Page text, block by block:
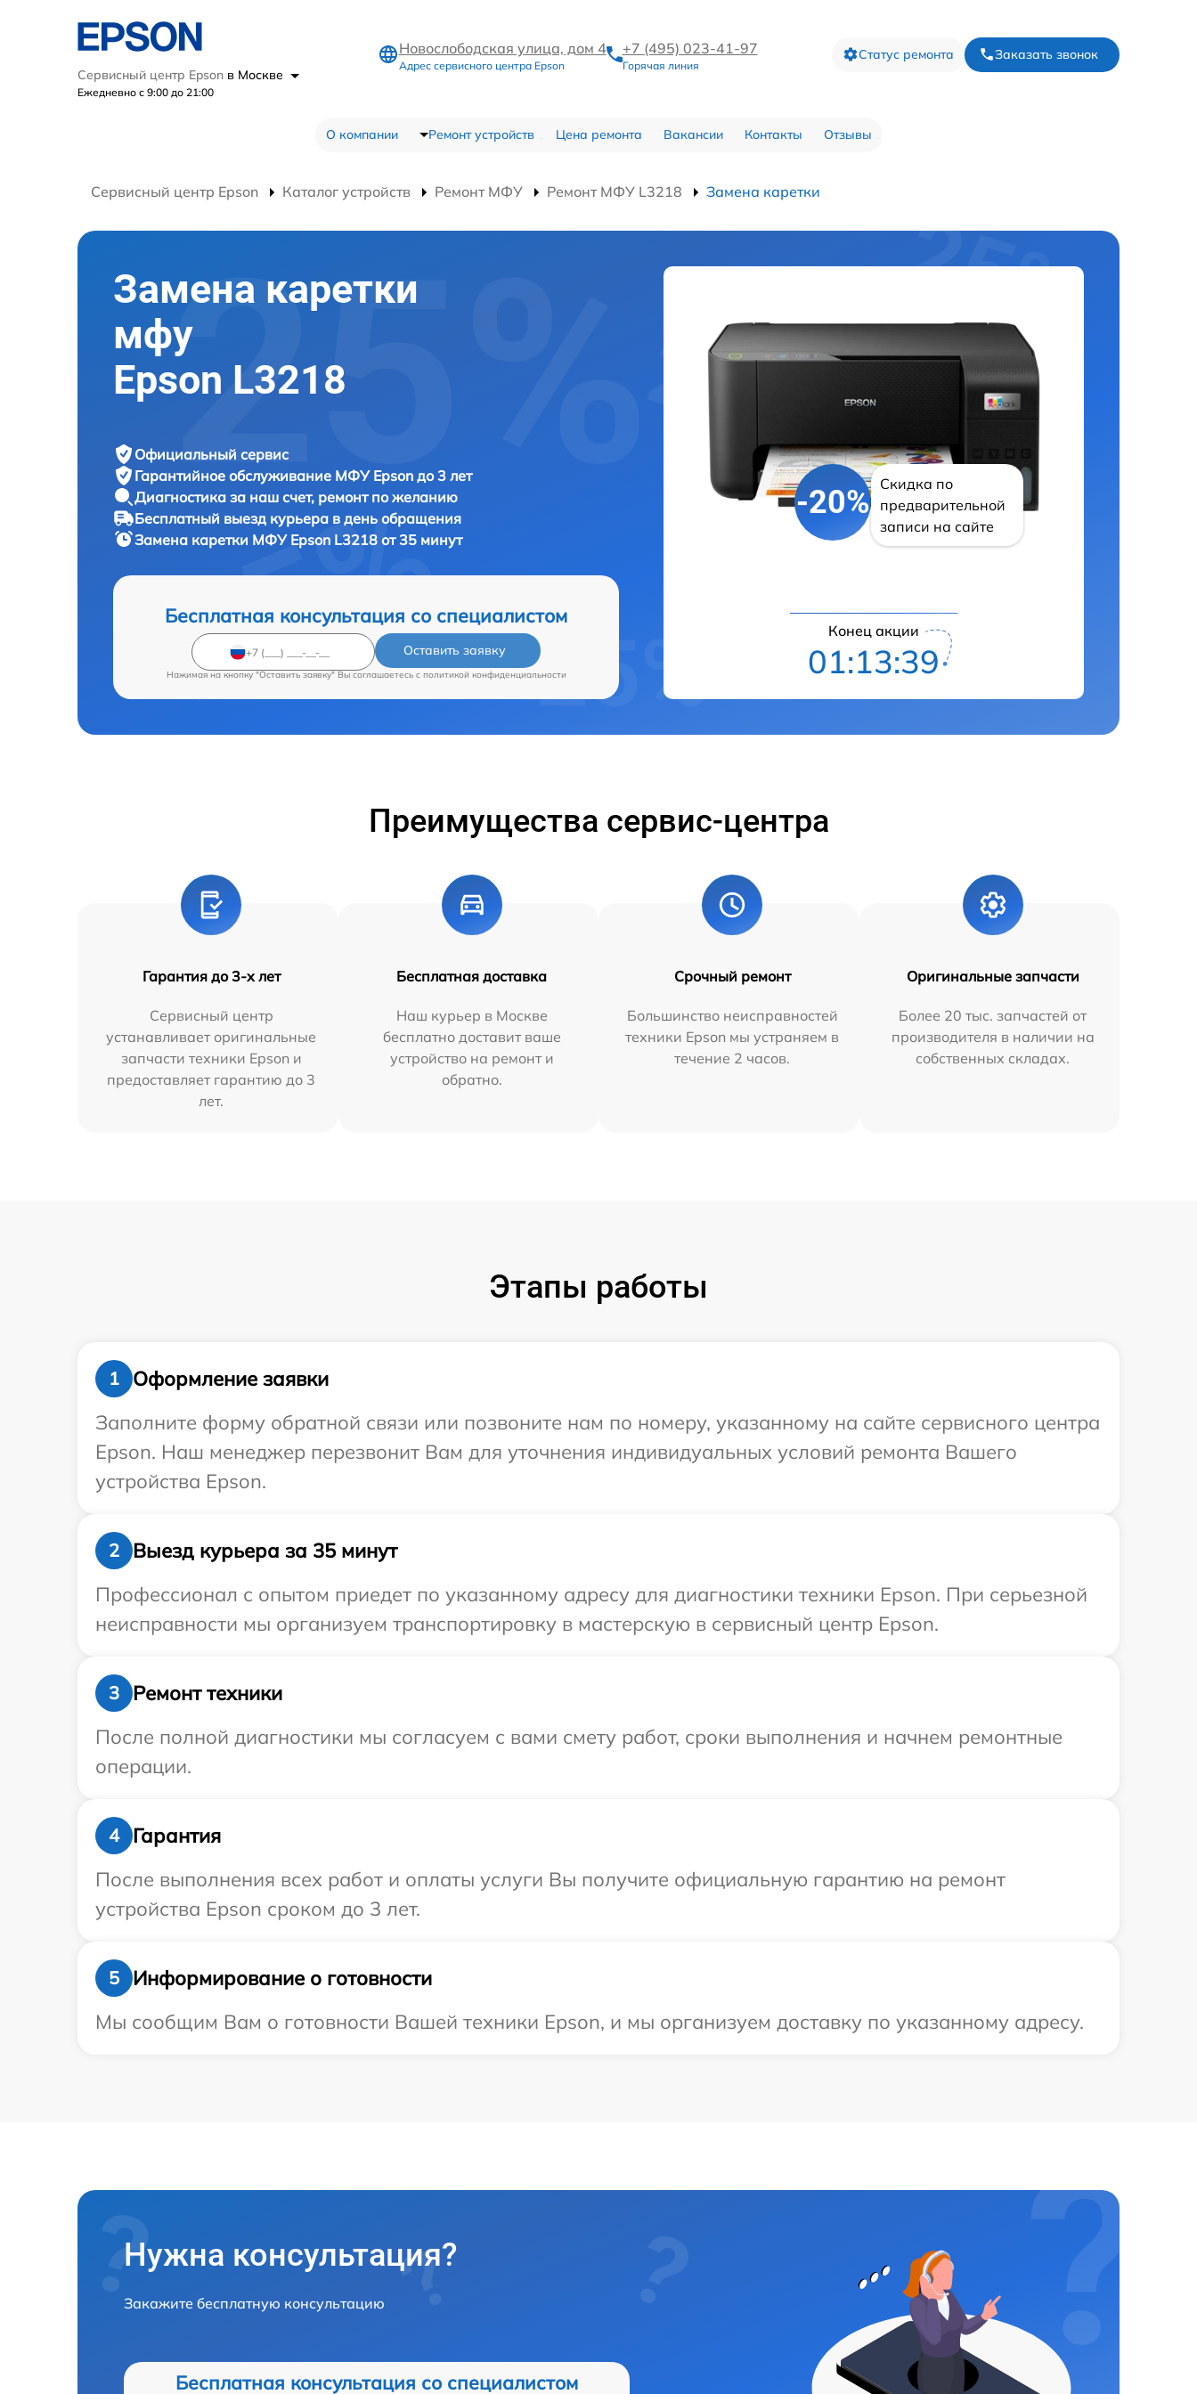
Сервисный центр Epson в Москве
Ежедневно с 9:00 до 21:00
Новослободская улица, дом 4
Адрес сервисного центра Epson
+7 (495) 023-41-97
Горячая линия
Статус ремонта Заказать звонок
О компании Ремонт устройств Цена ремонта Вакансии Контакты Отзывы
Сервисный центр Epson Каталог устройств Ремонт МФУ Ремонт МФУ L3218 Замена каретки
Замена каретки
мфу
Epson L3218
Официальный сервис
Гарантийное обслуживание МФУ Epson до 3 лет
Диагностика за наш счет, ремонт по желанию
Бесплатный выезд курьера в день обращения
Замена каретки МФУ Epson L3218 от 35 минут
Бесплатная консультация со специалистом
Оставить заявку
Нажимая на кнопку "Оставить заявку" Вы соглашаетесь c политикой конфиденциальности
-20%
Скидка по
предварительной
записи на сайте
Конец акции
01:13:38
Преимущества сервис-центра
Гарантия до 3-х лет
Сервисный центр
устанавливает оригинальные
запчасти техники Epson и
предоставляет гарантию до 3
лет.
Бесплатная доставка
Наш курьер в Москве
бесплатно доставит ваше
устройство на ремонт и
обратно.
Срочный ремонт
Большинство неисправностей
техники Epson мы устраняем в
течение 2 часов.
Оригинальные запчасти
Более 20 тыс. запчастей от
производителя в наличии на
собственных складах.
Этапы работы
1
Оформление заявки
Заполните форму обратной связи или позвоните нам по номеру, указанному на сайте сервисного центра
Epson. Наш менеджер перезвонит Вам для уточнения индивидуальных условий ремонта Вашего
устройства Epson.
2
Выезд курьера за 35 минут
Профессионал с опытом приедет по указанному адресу для диагностики техники Epson. При серьезной
неисправности мы организуем транспортировку в мастерскую в сервисный центр Epson.
3
Ремонт техники
После полной диагностики мы согласуем с вами смету работ, сроки выполнения и начнем ремонтные
операции.
4
Гарантия
После выполнения всех работ и оплаты услуги Вы получите официальную гарантию на ремонт
устройства Epson сроком до 3 лет.
5
Информирование о готовности
Мы сообщим Вам о готовности Вашей техники Epson, и мы организуем доставку по указанному адресу.
Нужна консультация?
Закажите бесплатную консультацию
Бесплатная консультация со специалистом